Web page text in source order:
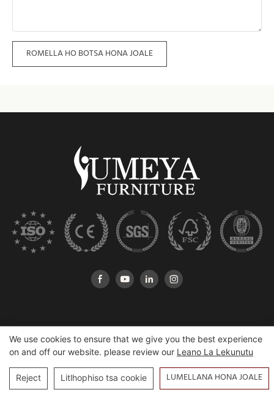
ROMELLA HO BOTSA HONA JOALE
Copyright © 2026 heshan Yumeya Furniture Co, Khopo |
Sitemap
We use cookies to ensure that we give you the best experience
on and off our website. please review our Leano La Lekunutu
Reject Litlhophiso tsa cookie LUMELLANA HONA JOALE